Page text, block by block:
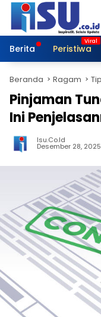
Langsung
konten
Berita
Peristiwa
Beranda Ragam
Pinjaman
Ini
Isu.co.id
Desember 28, 2025